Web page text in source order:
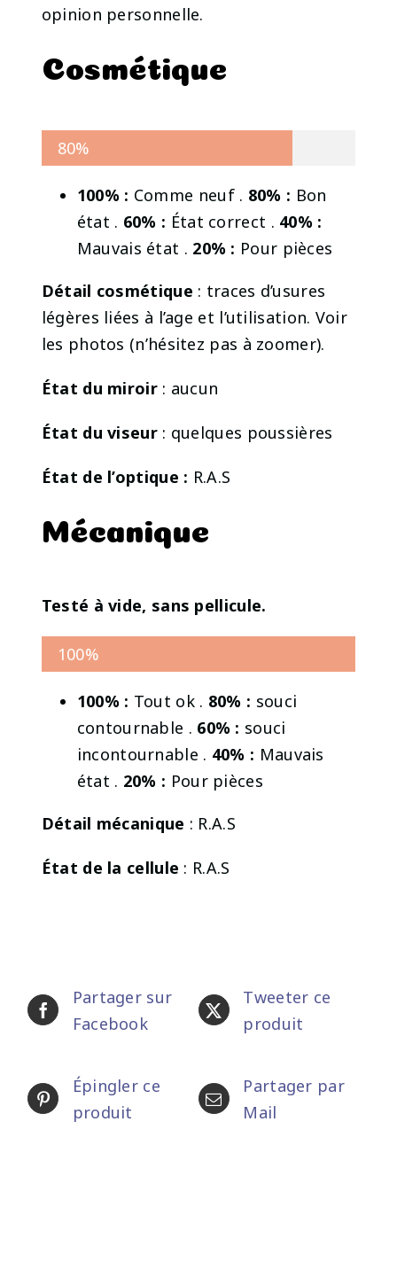
opinion personnelle.
Cosmétique
80%
100% : Comme neuf . 80% : Bon
état . 60% : État correct . 40% :
Mauvais état . 20% : Pour pièces
Détail cosmétique : traces d’usures
légères liées à l’age et l’utilisation. Voir
les photos (n’hésitez pas à zoomer).
État du miroir: aucun
État du viseur: quelques poussières
État de l’optique : R.A.S
Mécanique
Testé à vide, sans pellicule.
100%
100% : Tout ok . 80% : souci
contournable . 60% : souci
incontournable . 40% : Mauvais
état . 20% : Pour pièces
Détail mécanique : R.A.S
État de la cellule : R.A.S
Partager sur
Facebook
Tweeter ce
produit
Épingler ce
produit
Partager par
Mail